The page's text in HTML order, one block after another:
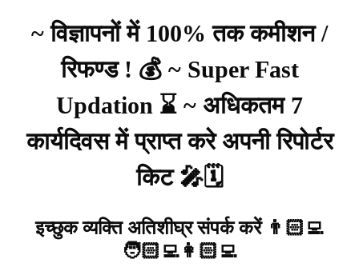
~ विज्ञापनों में 100% तक कमीशन /
रिफण्ड ! 💰 ~ Super Fast
Updation ⌛ ~ अधिकतम 7
कार्यदिवस में प्राप्त करे अपनी रिपोर्टर
किट 🎤🗓️
इच्छुक व्यक्ति अतिशीघ्र संपर्क करें 👨🏻‍💻
🧑🏻‍💻👩🏻‍💻